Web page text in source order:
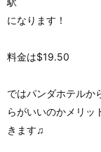
になります！
料金は$19.50
ではパンダホテルか
らがいいのかメリッ
きます♫